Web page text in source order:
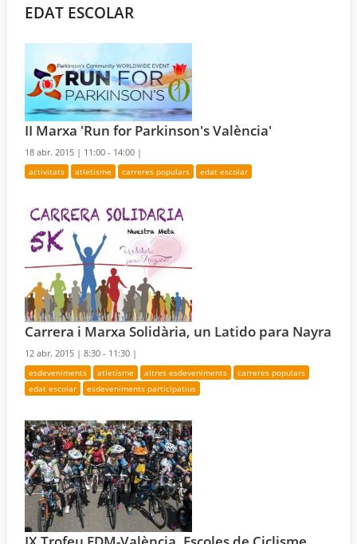
EDAT ESCOLAR
II Marxa 'Run for Parkinson's València'
18 abr. 2015 | 11:00 - 14:00 |
activitats atletisme carreres populars edat escolar
Carrera i Marxa Solidària, un Latido para Nayra
12 abr. 2015 |8:30 - 11:30 |
esdeveniments atletisme altres esdeveniments
carreres populars
edat escolar
esdeveniments participatius